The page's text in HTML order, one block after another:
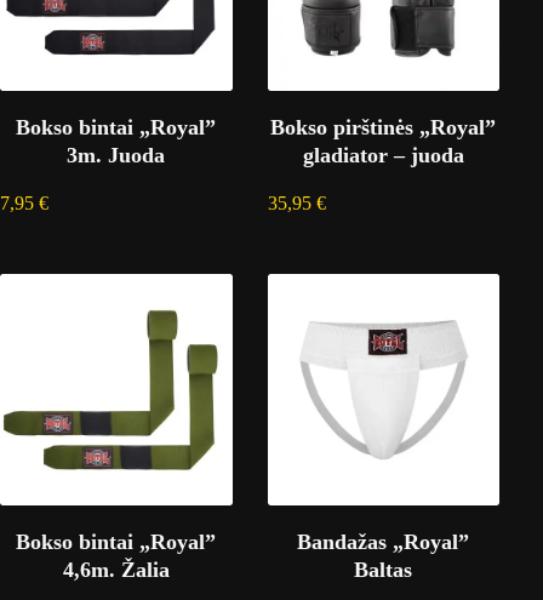
Bokso bintai „Royal”
3m. Juoda
7,95 €
Bokso pirštinės „Royal”
gladiator – juoda
35,95 €
Bokso bintai „Royal”
4,6m. Žalia
Bandažas „Royal”
Baltas